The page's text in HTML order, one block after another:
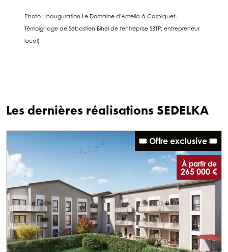
Photo : Inauguration Le Domaine d'Amelia à Carpiquet.
Témoignage de Sébastien Bihel de l'entreprise SBTP, entrepreneur
local)
Les dernières réalisations SEDELKA
🎟️ Offre exclusive 🎟️
À partir de
265 000 €